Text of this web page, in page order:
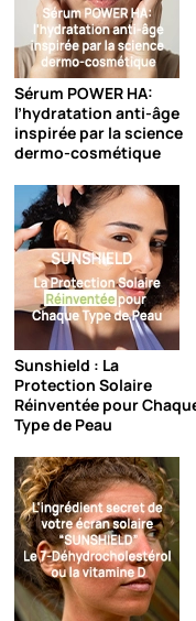
Sérum POWER HA:
l’hydratation anti-âge
inspirée par la science
dermo-cosmétique
Sunshield : La
Protection Solaire
Réinventée pour
Type de Peau